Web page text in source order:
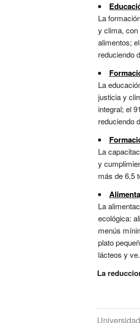
La
y clima, con
alimentos;
reduciendo
La
justicia y
integral; el
reduciendo
La
y
más de 6,5
La
ecológica:
menús
plato
lácteos y
La